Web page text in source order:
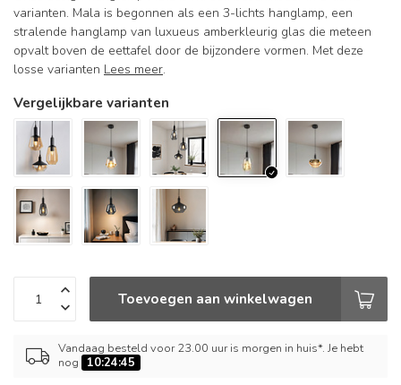
varianten. Mala is begonnen als een 3-lichts hanglamp, een
stralende hanglamp van luxueus amberkleurig glas die meteen
opvalt boven de eettafel door de bijzondere vormen. Met deze
losse varianten Lees meer.
Vergelijkbare varianten
Toevoegen aan winkelwagen
Vandaag besteld voor 23.00 uur is morgen in huis*. Je hebt
nog
10:24:45